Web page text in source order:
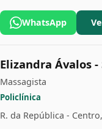
WhatsApp
Elizandra Ávalos
Massagista
Policlínica
R. da República -